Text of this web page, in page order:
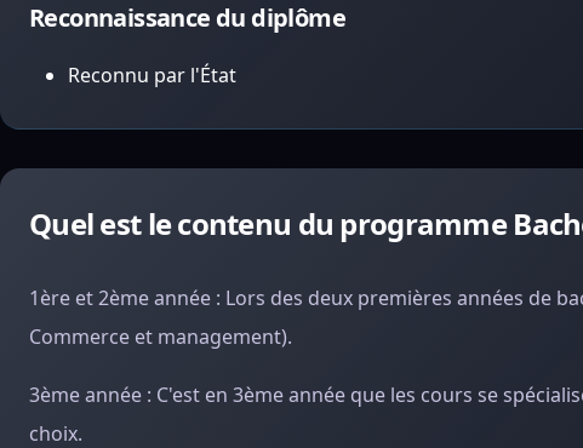
Reconnaissance du diplôme
Reconnu par l'État
Quel est le contenu du programme
1ère et 2ème année : Lors des deux premières années de
Commerce et management).
3ème année : C'est en 3ème année que les cours se
choix.